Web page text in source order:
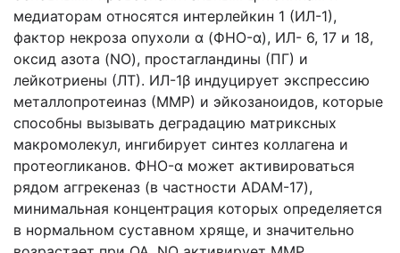
медиаторам относятся интерлейкин 1 (ИЛ-1),
фактор некроза опухоли α (ФНО-α), ИЛ- 6, 17 и 18,
оксид азота (NO), простагландины (ПГ) и
лейкотриены (ЛТ). ИЛ-1β индуцирует экспрессию
металлопротеиназ (ММР) и эйкозаноидов, которые
способны вызывать деградацию матриксных
макромолекул, ингибирует синтез коллагена и
протеогликанов. ФНО-α может активироваться
рядом аггрекеназ (в частности ADAM-17),
минимальная концентрация которых определяется
в нормальном суставном хряще, и значительно